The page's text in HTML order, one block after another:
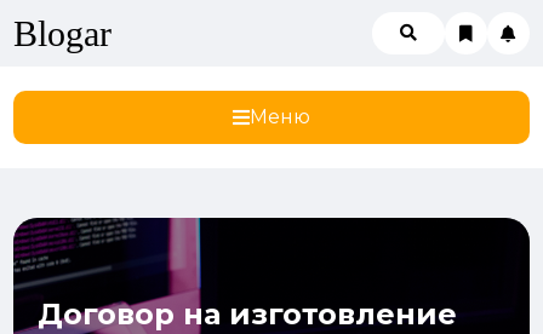
Blogar
Меню
Договор на изготовление